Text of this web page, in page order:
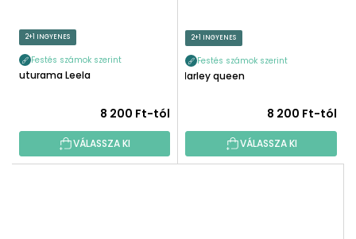
2+1 INGYENES
Festés számok szerint
Futurama Leela
8 200 Ft-tól
VÁLASSZA KI
2+1 INGYENES
Festés számok szerint
Harley queen
8 200 Ft-tól
VÁLASSZA KI